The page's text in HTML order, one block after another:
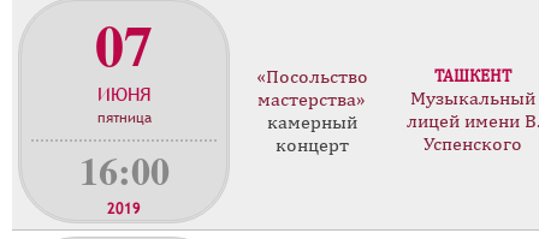
07
ИЮНЯ
пятница
16:00
2019
«Посольство
мастерства»
камерный
концерт
ТАШКЕНТ
Музыкальный
лицей имени В.
Успенского